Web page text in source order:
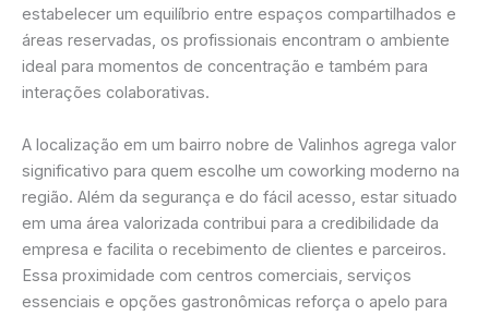
estabelecer um equilíbrio entre espaços compartilhados e
áreas reservadas, os profissionais encontram o ambiente
ideal para momentos de concentração e também para
interações colaborativas.
A localização em um bairro nobre de Valinhos agrega valor
significativo para quem escolhe um coworking moderno na
região. Além da segurança e do fácil acesso, estar situado
em uma área valorizada contribui para a credibilidade da
empresa e facilita o recebimento de clientes e parceiros.
Essa proximidade com centros comerciais, serviços
essenciais e opções gastronômicas reforça o apelo para